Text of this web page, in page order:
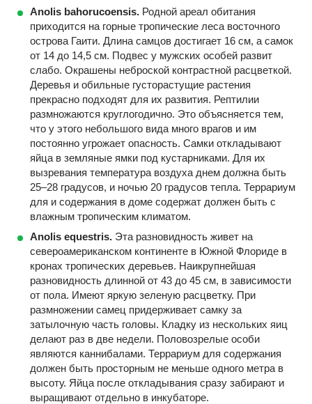
Anolis bahorucoensis. Родной ареал обитания
приходится на горные тропические леса восточного
острова Гаити. Длина самцов достигает 16 см, а самок
от 14 до 14,5 см. Подвес у мужских особей развит
слабо. Окрашены неброской контрастной расцветкой.
Деревья и обильные густорастущие растения
прекрасно подходят для их развития. Рептилии
размножаются круглогодично. Это объясняется тем,
что у этого небольшого вида много врагов и им
постоянно угрожает опасность. Самки откладывают
яйца в земляные ямки под кустарниками. Для их
вызревания температура воздуха днем должна быть
25–28 градусов, и ночью 20 градусов тепла. Террариум
для и содержания в доме содержат должен быть с
влажным тропическим климатом.
Anolis equestris. Эта разновидность живет на
североамериканском континенте в Южной Флориде в
кронах тропических деревьев. Наикрупнейшая
разновидность длинной от 43 до 45 см, в зависимости
от пола. Имеют яркую зеленую расцветку. При
размножении самец придерживает самку за
затылочную часть головы. Кладку из нескольких яиц
делают раз в две недели. Половозрелые особи
являются каннибалами. Террариум для содержания
должен быть просторным не меньше одного метра в
высоту. Яйца после откладывания сразу забирают и
выращивают отдельно в инкубаторе.